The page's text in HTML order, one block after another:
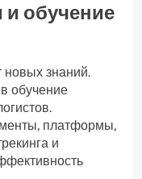
обучение
новых знаний.
обучение
платформы,
и